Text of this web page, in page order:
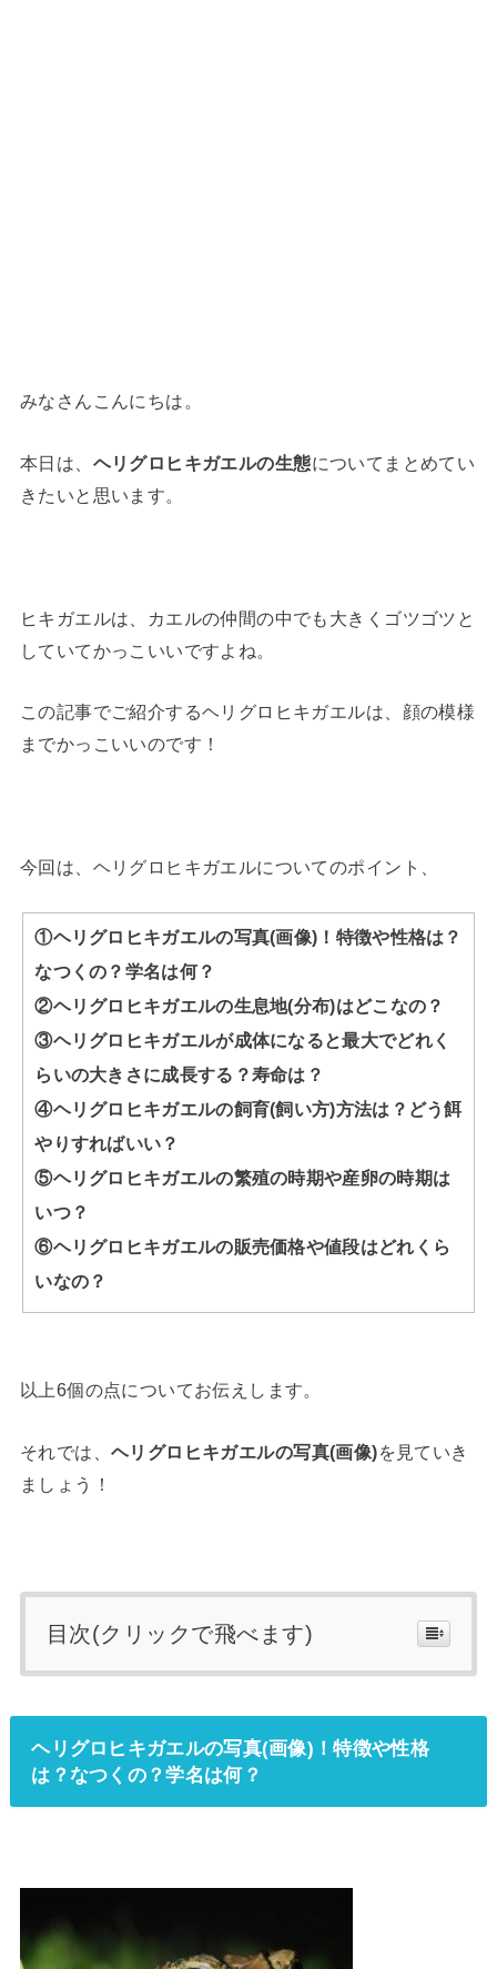
みなさんこんにちは。
本日は、 ヘリグロヒキガエルの生態についてまとめてい
きたいと思います。
ヒキガエルは、カエルの仲間の中でも大きくゴツゴツと
していてかっこいいですよね。
この記事でご紹介するヘリグロヒキガエルは、顔の模様
までかっこいいのです！
今回は、ヘリグロヒキガエルについてのポイント、
①ヘリグロヒキガエルの写真(画像)！特徴や性格は？
なつくの？学名は何？
②ヘリグロヒキガエルの生息地(分布)はどこなの？
③ヘリグロヒキガエルが成体になると最大でどれく
らいの大きさに成長する？寿命は？
④ヘリグロヒキガエルの飼育(飼い方)方法は？どう餌
やりすればいい？
⑤ヘリグロヒキガエルの繁殖の時期や産卵の時期は
いつ？
⑥ヘリグロヒキガエルの販売価格や値段はどれくら
いなの？
以上6個の点についてお伝えします。
それでは、 ヘリグロヒキガエルの写真(画像)を見ていき
ましょう！
目次(クリックで飛べます)
ヘリグロヒキガエルの写真(画像)！特徴や性格
は？なつくの？学名は何？